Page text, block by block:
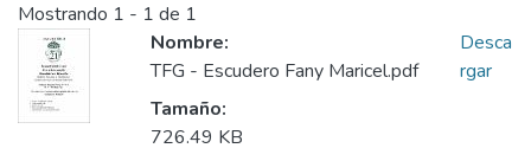
Mostrando 1 - 1 de 1
Nombre:
TFG - Escudero Fany Maricel.pdf
Tamaño:
726.49 KB
Desca
rgar